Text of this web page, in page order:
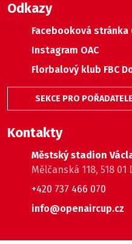
Odkazy
Facebooková stránka
Instagram OAC
Florbalový klub FBC
SEKCE PRO POŘADATELE
Kontakty
Městský stadion
Mělčanská 118, 518 01
+420 737 466 070
info@openaircup.cz